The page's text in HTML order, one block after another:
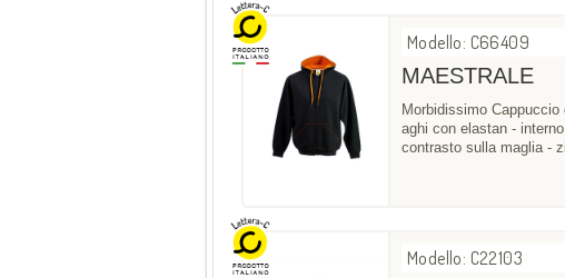
Modello: C66409
MAESTRALE
Morbidissimo
aghi con elastan -
contrasto sulla maglia -
Modello: C22103